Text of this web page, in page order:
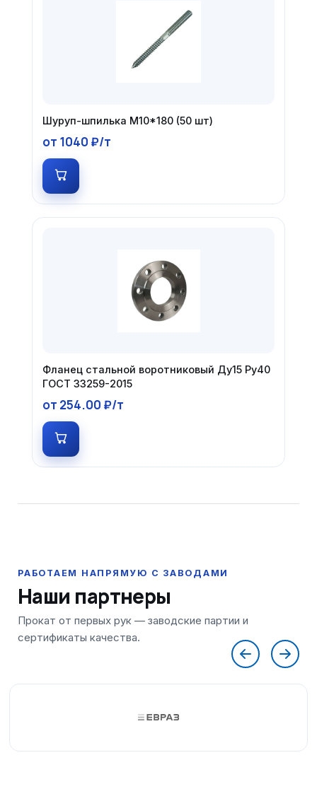
Шуруп-шпилька М10*180 (50 шт)
от 1040 ₽/т
Фланец стальной воротниковый Ду15 Ру40
ГОСТ 33259-2015
от 254.00 ₽/т
Наши партнеры